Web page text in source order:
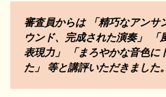
審査員からは 「精巧なアンサ
ウンド、完成された演奏」 「
表現力」 「まろやかな音色に
た」 等と講評いただきました。